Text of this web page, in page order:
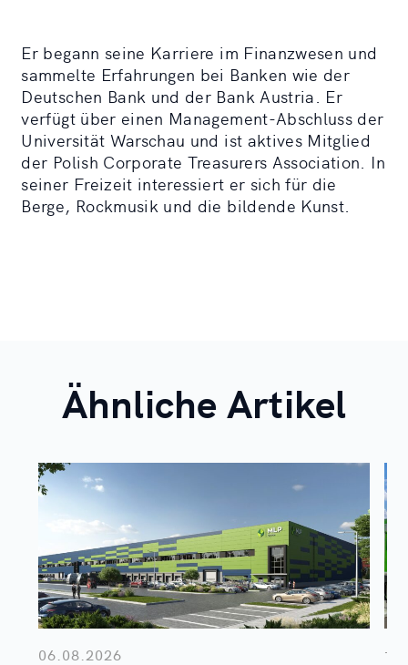
Er begann seine Karriere im Finanzwesen und
sammelte Erfahrungen bei Banken wie der
Deutschen Bank und der Bank Austria. Er
verfügt über einen Management-Abschluss der
Universität Warschau und ist aktives Mitglied
der Polish Corporate Treasurers Association. In
seiner Freizeit interessiert er sich für die
Berge, Rockmusik und die bildende Kunst.
Ähnliche Artikel
06.08.2026